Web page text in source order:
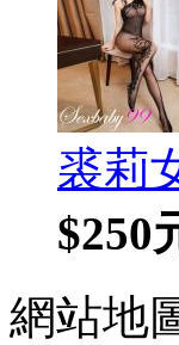
裘莉
$250
網站地